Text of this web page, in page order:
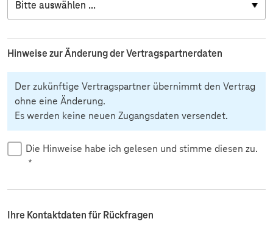
Hinweise zur Änderung der Vertragspartnerdaten
Der zukünftige Vertragspartner übernimmt den Vertrag
ohne eine Änderung.
Es werden keine neuen Zugangsdaten versendet.
Die Hinweise habe ich gelesen und stimme diesen zu.
*
Ihre Kontaktdaten für Rückfragen